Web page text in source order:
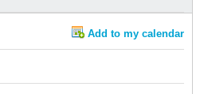
Add to my calendar